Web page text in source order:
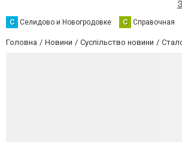
С Селидово и Новогродовке С Справочная
Головна Новини Суспільство новини